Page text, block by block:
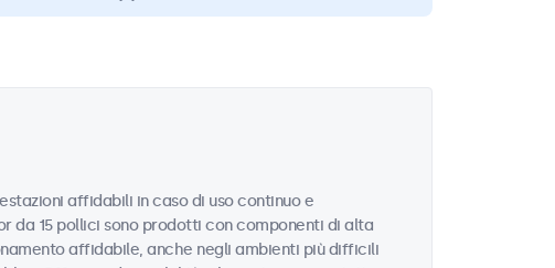
affidabili in caso di uso continuo e
da 15 pollici sono prodotti con componenti di alta
affidabile, anche negli ambienti più difficili